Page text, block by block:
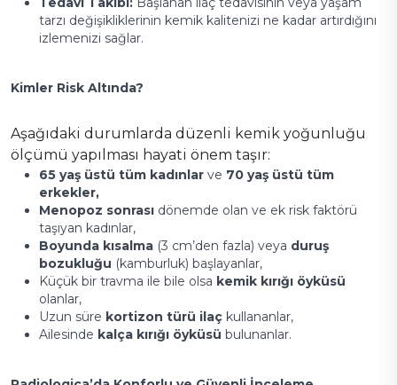
tarzı değişikliklerinin kemik kalitenizi ne kadar artırdığını
izlemenizi sağlar.
Kimler Risk Altında?
Aşağıdaki durumlarda düzenli kemik yoğunluğu
ölçümü yapılması hayati önem taşır:
65 yaş üstü tüm kadınlar ve 70 yaş üstü tüm
erkekler,
Menopoz sonrası dönemde olan ve ek risk faktörü
taşıyan kadınlar,
Boyunda kısalma (3 cm’den fazla) veya duruş
bozukluğu (kamburluk) başlayanlar,
Küçük bir travma ile bile olsa kemik kırığı öyküsü
olanlar,
Uzun süre kortizon türü ilaç kullananlar,
Ailesinde kalça kırığı öyküsü bulunanlar.